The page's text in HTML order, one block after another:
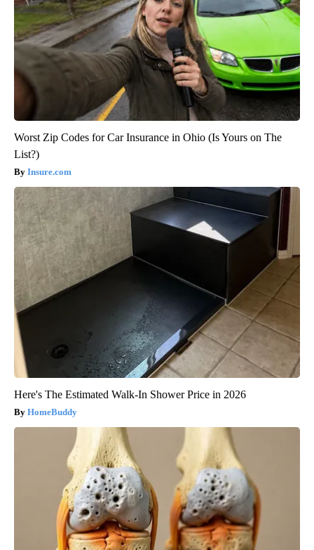
Worst Zip Codes for Car Insurance in Ohio (Is Yours on The
List?)
Insure.com
Here's The Estimated Walk-In Shower Price in 2026
HomeBuddy